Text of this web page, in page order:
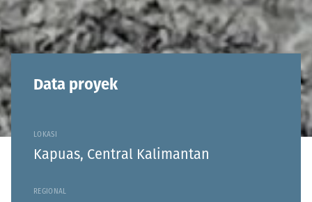
Data proyek
LOKASI
Kapuas, Central Kalimantan
REGIONAL